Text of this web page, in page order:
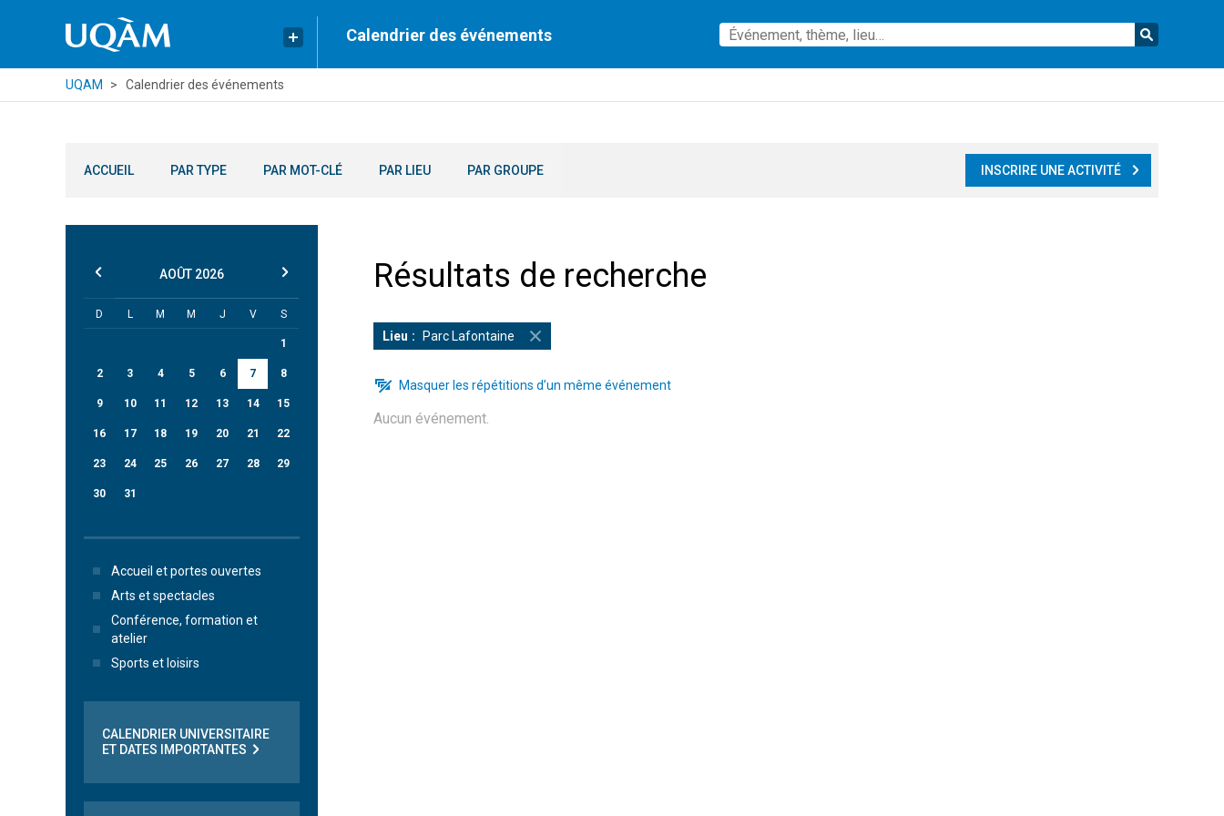
Calendrier des événements
UQAM Calendrier des événements
ACCUEIL PAR TYPE PAR MOT-CLÉ PAR LIEU PAR GROUPE INSCRIRE UNE ACTIVITÉ
Résultats de recherche
Lieu Parc Lafontaine
Masquer les répétitions d’un même événement
Aucun événement.
AOÛT 2026
D L M M J V S
1
2 3 4 5 6 7 8
9 10 11 12 13 14 15
16 17 18 19 20 21 22
23 24 25 26 27 28 29
30 31
Accueil et portes ouvertes
Arts et spectacles
Conférence, formation et
atelier
Sports et loisirs
CALENDRIER UNIVERSITAIRE
ET DATES IMPORTANTES